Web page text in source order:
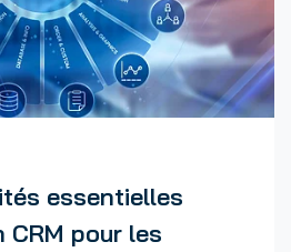
essentielles
CRM pour les